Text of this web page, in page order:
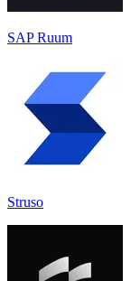
SAP Ruum
Struso